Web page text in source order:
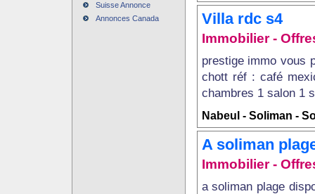
Suisse Annonce
Annonces Canada
Villa rdc s4
Immobilier -
prestige immo vous
chott réf : café
chambres 1 salon 1
Nabeul - Soliman -
A soliman
Immobilier -
a soliman plage